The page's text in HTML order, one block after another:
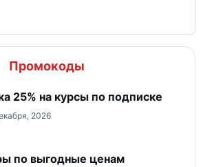
Промокоды
25% на курсы по подписке
2026
по выгодные ценам